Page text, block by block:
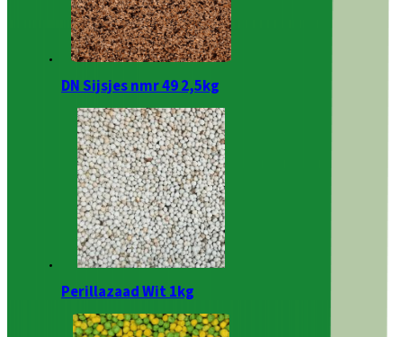
DN Sijsjes nmr 49 2,5kg
Perillazaad Wit 1kg